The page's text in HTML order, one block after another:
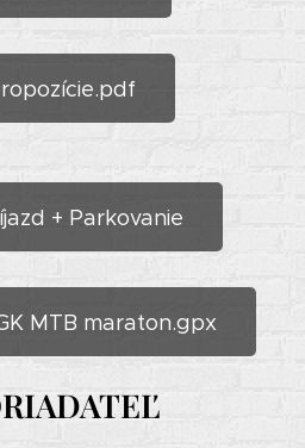
+ Parkovanie
MTB maraton.gpx